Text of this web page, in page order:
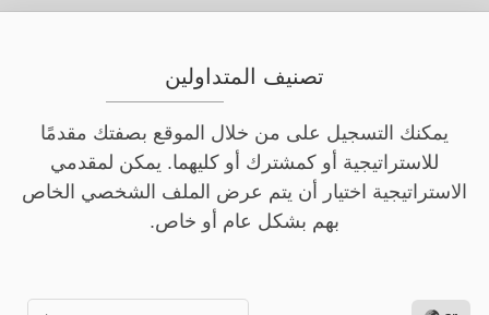
تصنيف المتداولين
يمكنك التسجيل على من خلال الموقع بصفتك مقدمًا
للاستراتيجية أو كمشترك أو كليهما. يمكن لمقدمي
الاستراتيجية اختيار أن يتم عرض الملف الشخصي الخاص
بهم بشكل عام أو خاص.